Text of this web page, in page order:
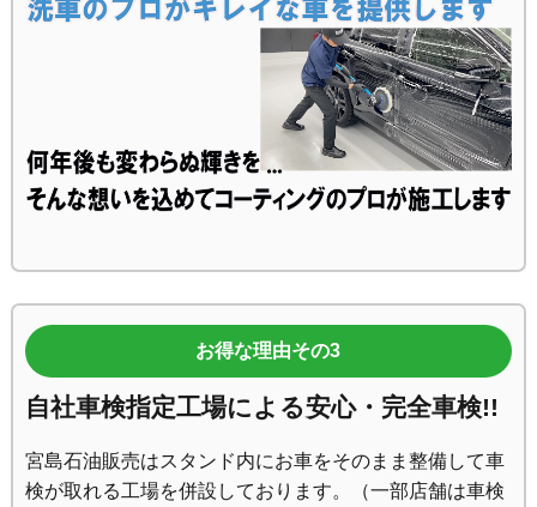
お得な理由その3
自社車検指定工場による安心・完全車検!!
宮島石油販売はスタンド内にお車をそのまま整備して車
検が取れる工場を併設しております。（一部店舗は車検